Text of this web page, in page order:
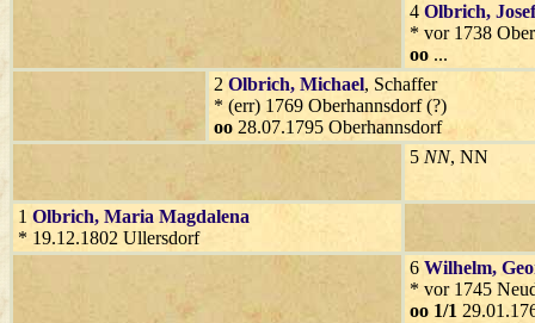
4 Olbrich, Josef
* vor 1738
oo ...
2 Olbrich, Michael, Schaffer
* (err) 1769 Oberhannsdorf (?)
oo 28.07.1795 Oberhannsdorf
5 NN, NN
1 Olbrich, Maria Magdalena
* 19.12.1802 Ullersdorf
6 Wilhelm,
* vor 1745
oo 1/1